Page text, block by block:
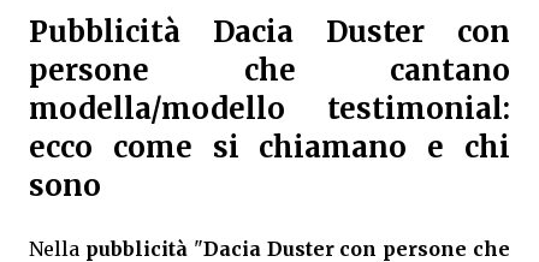
Pubblicità Dacia Duster con
persone che cantano
modella/modello testimonial:
ecco come si chiamano e chi
sono
Nella pubblicità "Dacia Duster con persone che